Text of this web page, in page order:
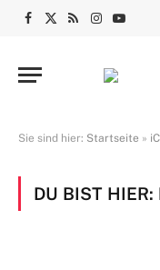
Facebook
X
RSSInstagram
YouTube
Sie sind hier: Startseite »
DU BIST HIER: